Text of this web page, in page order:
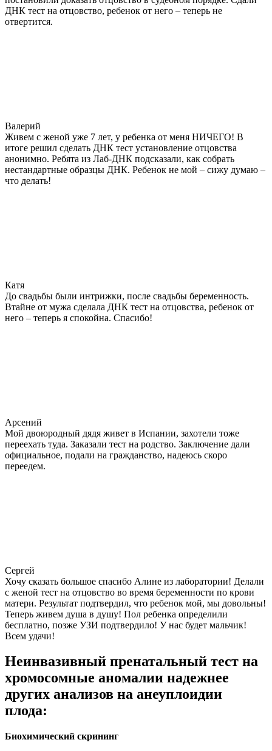
ДНК тест на отцовство, ребенок от него – теперь не
отвертится.
Валерий
Живем с женой уже 7 лет, у ребенка от меня НИЧЕГО! В
итоге решил сделать ДНК тест установление отцовства
анонимно. Ребята из Лаб-ДНК подсказали, как собрать
нестандартные образцы ДНК. Ребенок не мой – сижу думаю –
что делать!
Катя
До свадьбы были интрижки, после свадьбы беременность.
Втайне от мужа сделала ДНК тест на отцовства, ребенок от
него – теперь я спокойна. Спасибо!
Арсений
Мой двоюродный дядя живет в Испании, захотели тоже
переехать туда. Заказали тест на родство. Заключение дали
официальное, подали на гражданство, надеюсь скоро
переедем.
Сергей
Хочу сказать большое спасибо Алине из лаборатории! Делали
с женой тест на отцовство во время беременности по крови
матери. Результат подтвердил, что ребенок мой, мы довольны!
Теперь живем душа в душу! Пол ребенка определили
бесплатно, позже УЗИ подтвердило! У нас будет мальчик!
Всем удачи!
Неинвазивный пренатальный тест на
хромосомные аномалии надежнее
других анализов на анеуплоидии
плода:
Биохимический скрининг